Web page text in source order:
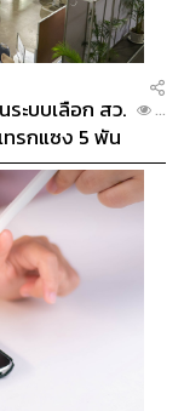
ระบบเลือก สว.
ทรกแซง 5 พัน
...